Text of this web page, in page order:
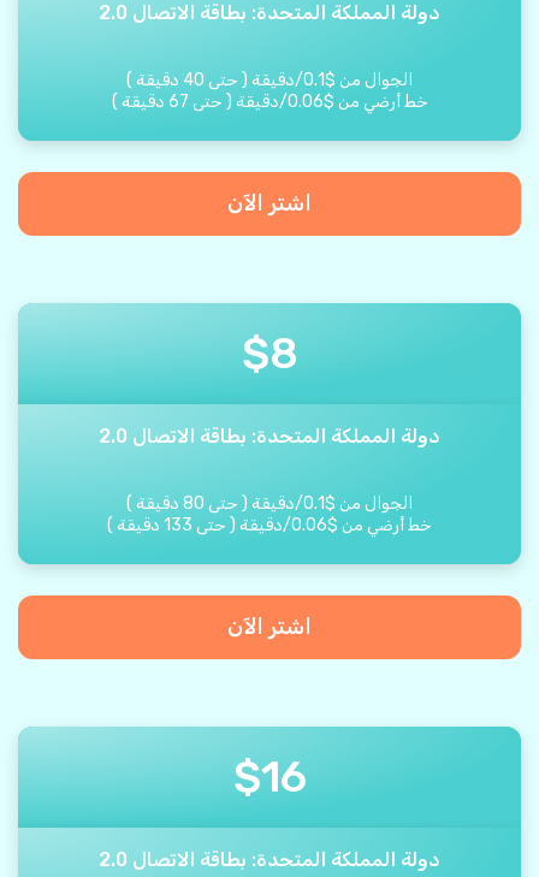
دولة المملكة المتحدة: بطاقة الاتصال 2.0
الجوال من $
0.1
/دقيقة ( حتى 40 دقيقة )
خط أرضي من $
0.06
/دقيقة ( حتى 67 دقيقة )
اشتر الآن
$8
دولة المملكة المتحدة: بطاقة الاتصال 2.0
الجوال من $
0.1
/دقيقة ( حتى 80 دقيقة )
خط أرضي من $
0.06
/دقيقة ( حتى 133 دقيقة )
اشتر الآن
$16
دولة المملكة المتحدة: بطاقة الاتصال 2.0